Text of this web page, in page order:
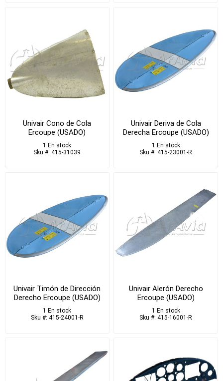
Univair Cono de Cola
Ercoupe (USADO)
1 En stock
Sku #: 415-31039
Univair Deriva de Cola
Derecha Ercoupe (USADO)
1 En stock
Sku #: 415-23001-R
Univair Timón de Dirección
Derecho Ercoupe (USADO)
1 En stock
Sku #: 415-24001-R
Univair Alerón Derecho
Ercoupe (USADO)
1 En stock
Sku #: 415-16001-R